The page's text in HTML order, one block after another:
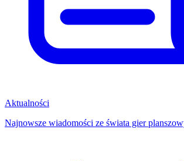
Aktualności
Najnowsze wiadomości ze świata gier